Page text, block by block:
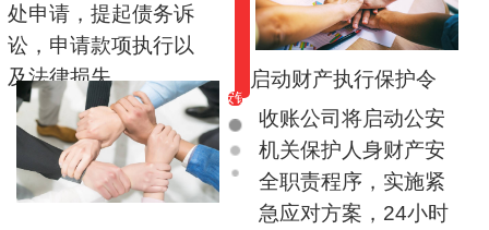
收账公司将启动公安
机关保护人身财产安
全职责程序，实施紧
急应对方案，24小时
启动财产执行保护令
按钮
处申请，提起债务诉
讼，申请款项执行以
及法律损失。